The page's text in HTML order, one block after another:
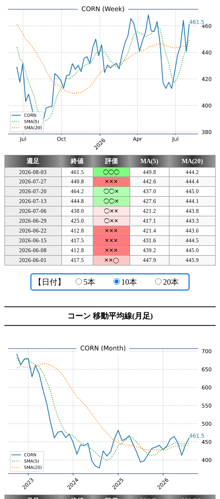
週足 終値 評価 MA(5) MA(20)
2026-08-03 461.5 ◯◯◯ 449.8
444.2
2026-07-27
440.8 ✕✕✕ 442.6
444.4
2026-07-20
464.2 ◯◯✕ 437.0
445.0
2026-07-13
444.8 ◯◯✕ 427.6
444.1
2026-07-06
438.0 ◯✕✕ 421.2
443.8
2026-06-29
425.0 ◯✕✕ 417.1
443.3
2026-06-22
412.8 ✕✕✕ 421.4
443.6
2026-06-15
417.5 ✕✕✕ 431.6
444.5
2026-06-08
412.8 ✕✕✕ 439.2
445.0
2026-06-01
417.5 ✕✕◯ 447.9 445.9
【日付】 5本 10本 20本
コーン 移動平均線(月足)